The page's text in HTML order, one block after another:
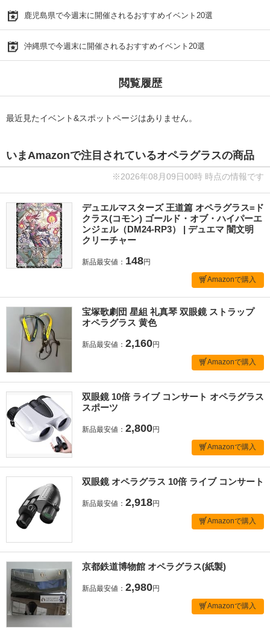
鹿児島県で今週末に開催されるおすすめイベント20選
沖縄県で今週末に開催されるおすすめイベント20選
閲覧履歴
最近見たイベント&スポットページはありません。
いまAmazonで注目されているオペラグラスの商品
※2026年08月09日00時 時点の情報です
デュエルマスターズ 王道篇 オペラグラス=ド
クラス(コモン) ゴールド・オブ・ハイパーエ
ンジェル（DM24-RP3） | デュエマ 闇文明
クリーチャー
新品最安値： 148円
Amazonで購入
宝塚歌劇団 星組 礼真琴 双眼鏡 ストラップ
オペラグラス 黄色
新品最安値： 2,160円
Amazonで購入
双眼鏡 10倍 ライブ コンサート オペラグラス
スポーツ
新品最安値： 2,800円
Amazonで購入
双眼鏡 オペラグラス 10倍 ライブ コンサート
新品最安値： 2,918円
Amazonで購入
京都鉄道博物館 オペラグラス(紙製)
新品最安値： 2,980円
Amazonで購入